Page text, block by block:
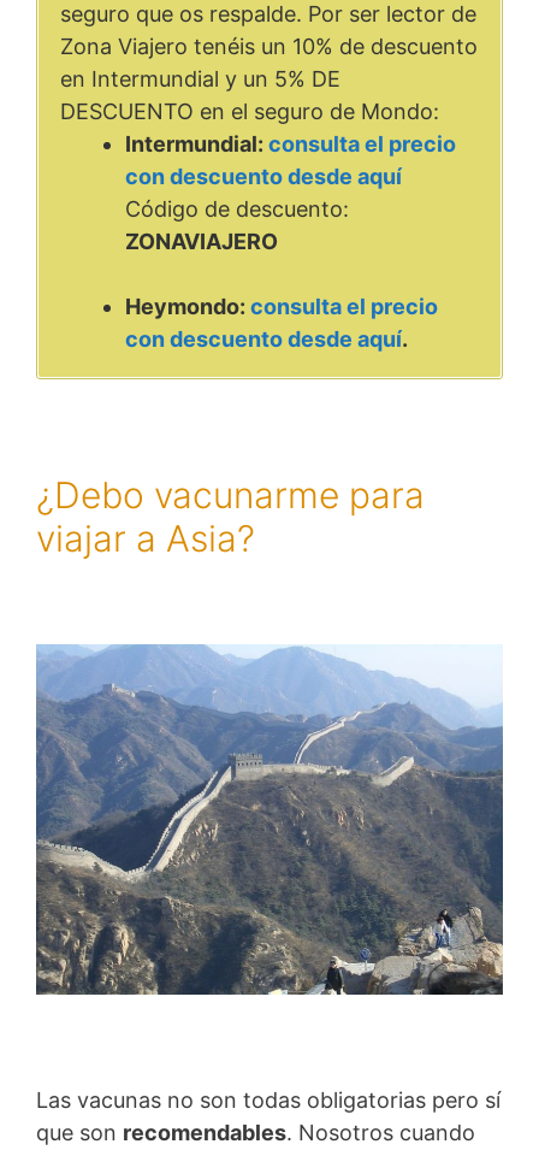
seguro que os respalde. Por ser lector de
Zona Viajero tenéis un 10% de descuento
en Intermundial y un 5% DE
DESCUENTO en el seguro de Mondo:
Intermundial: consulta el precio
con descuento desde aquí
Código de descuento:
ZONAVIAJERO
Heymondo: consulta el precio
con descuento desde aquí.
¿Debo vacunarme para
viajar a Asia?
Las vacunas no son todas obligatorias pero sí
que son recomendables. Nosotros cuando